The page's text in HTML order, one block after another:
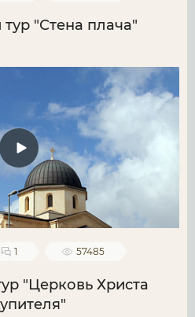
"Стена плача"
1 57485
"Церковь Христа